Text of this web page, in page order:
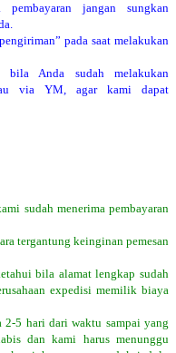
jangan sungkan
pada saat melakukan
bila Anda sudah melakukan
via YM, agar kami dapat
sudah menerima pembayaran
tergantung keinginan pemesan
bila alamat lengkap sudah
expedisi memilik biaya
2-5 hari dari waktu sampai yang
dan kami harus menunggu